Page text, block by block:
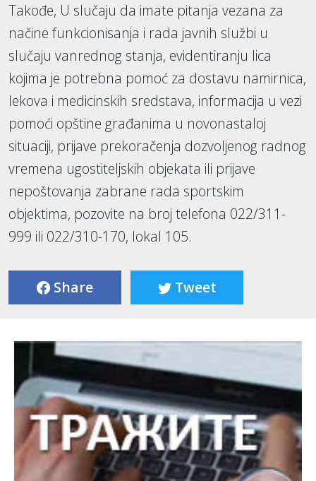
Takođe, U slučaju da imate pitanja vezana za
načine funkcionisanja i rada javnih službi u
slučaju vanrednog stanja, evidentiranju lica
kojima je potrebna pomoć za dostavu namirnica,
lekova i medicinskih sredstava, informacija u vezi
pomoći opštine građanima u novonastaloj
situaciji, prijave prekoračenja dozvoljenog radnog
vremena ugostiteljskih objekata ili prijave
nepoštovanja zabrane rada sportskim
objektima, pozovite na broj telefona 022/311-
999 ili 022/310-170, lokal 105.
Share Tweet